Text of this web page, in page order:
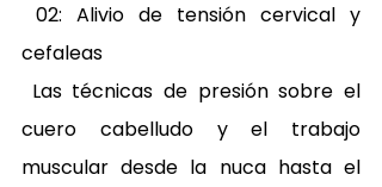
02: Alivio de tensión cervical y
cefaleas
Las técnicas de presión sobre el
cuero cabelludo y el trabajo
muscular desde la nuca hasta el